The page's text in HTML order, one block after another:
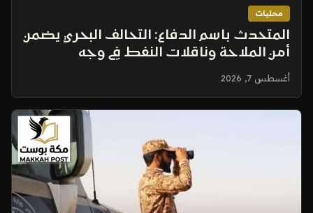
محليات
المتحدث باسم الدفاع: التحالف البحري يضمن
أمن الملاحة وناقلات النفط في وجه
التهديدات المتصاعدة
أغسطس 7, 2026